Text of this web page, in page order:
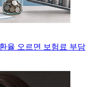
율 오르면 보험료 부담